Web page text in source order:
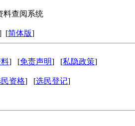
料查阅系统
[简体版]
] [免责声明] [私隐政策]
资格] [选民登记]